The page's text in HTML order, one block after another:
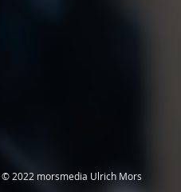
© 2022 morsmedia Ulrich Mors